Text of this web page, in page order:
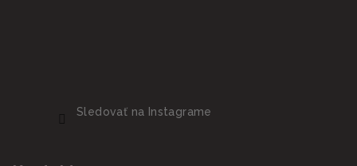
Sledovať na Instagrame